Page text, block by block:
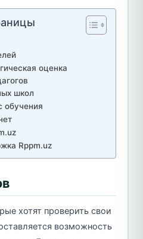
оценка
школ
обучения
Rppm.uz
хотят проверить свои
возможность